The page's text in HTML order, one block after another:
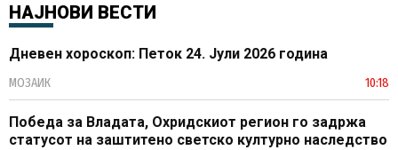
НАЈНОВИ ВЕСТИ
Дневен хороскоп: Петок 24. Јули 2026 година
МОЗАИК 10:18
Победа за Владата, Охридскиот регион го задржа
статусот на заштитено светско културно наследство